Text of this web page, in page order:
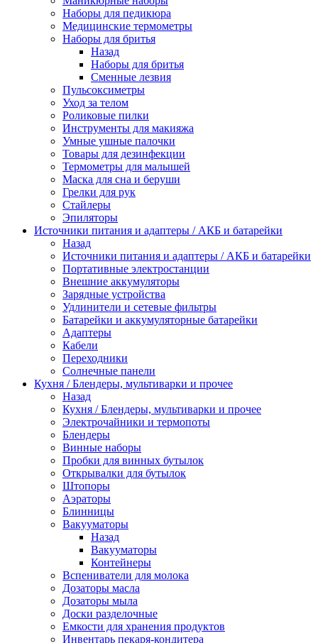
Наборы для педикюра
Медицинские термометры
Наборы для бритья
Назад
Наборы для бритья
Сменные лезвия
Пульсоксиметры
Уход за телом
Роликовые пилки
Инструменты для макияжа
Умные ушные палочки
Товары для дезинфекции
Термометры для малышей
Маска для сна и беруши
Грелки для рук
Стайлеры
Эпиляторы
Источники питания и адаптеры / АКБ и батарейки
Назад
Источники питания и адаптеры / АКБ и батарейки
Портативные электростанции
Внешние аккумуляторы
Зарядные устройства
Удлинители и сетевые фильтры
Батарейки и аккумуляторные батарейки
Адаптеры
Кабели
Переходники
Солнечные панели
Кухня / Блендеры, мультиварки и прочее
Назад
Кухня / Блендеры, мультиварки и прочее
Электрочайники и термопоты
Блендеры
Винные наборы
Пробки для винных бутылок
Открывалки для бутылок
Штопоры
Аэраторы
Блинницы
Вакууматоры
Назад
Вакууматоры
Контейнеры
Вспениватели для молока
Дозаторы масла
Дозаторы мыла
Доски разделочные
Емкости для хранения продуктов
Инвентарь пекаря-кондитера